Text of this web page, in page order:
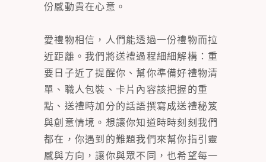
份感動貴在心意。
愛禮物相信，人們能透過一份禮物而拉
近距離。我們將送禮過程細細解構：重
要日子近了提醒你、幫你準備好禮物清
單、職人包裝、卡片內容該把握的重
點、送禮時加分的話語撰寫成送禮秘笈
與創意情境。想讓你知道時時刻刻我們
都在，你遇到的難題我們來幫你指引靈
感與方向，讓你與眾不同，也希望每一